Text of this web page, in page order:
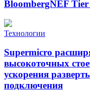
BloombergNEF Tier
Технологии
Supermicro
высокоточных
ускорения
подключения